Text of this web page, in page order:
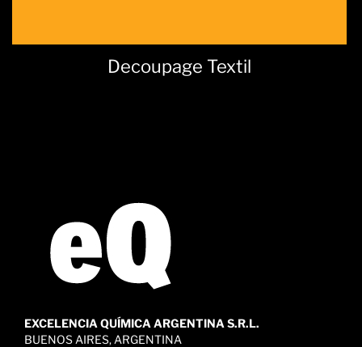
Decoupage Textil
EXCELENCIA QUÍMICA ARGENTINA S.R.L.
BUENOS AIRES, ARGENTINA